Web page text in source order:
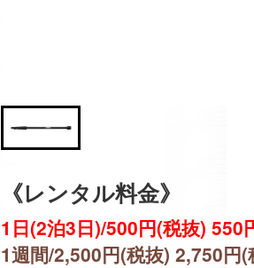
《レンタル料金》
1日(2泊3日)/500円(税抜) 550
1週間/2,500円(税抜) 2,750円(